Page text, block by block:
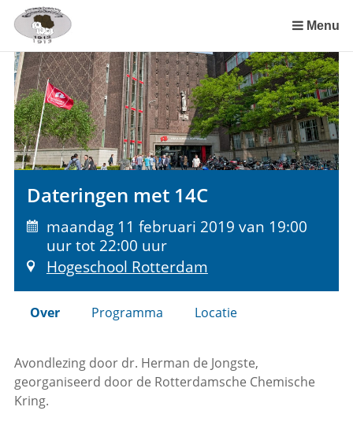
links
Spring
naar
de
inhoud
Spring
naar
menu
Menu
Dateringen met 14C
maandag 11 februari 2019 van 19:00
uur tot 22:00 uur
Hogeschool Rotterdam
Over Programma Locatie
Avondlezing door dr. Herman de Jongste,
georganiseerd door de Rotterdamsche Chemische
Kring.